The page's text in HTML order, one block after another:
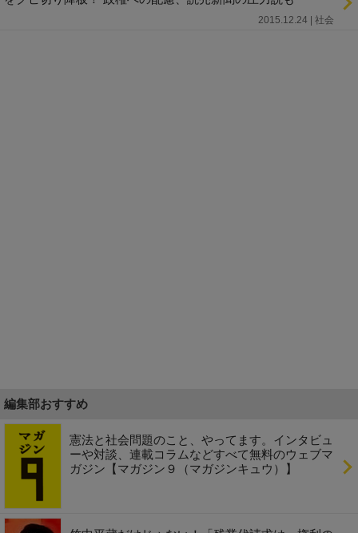
2015.12.24 | 社会
編集部おすすめ
憲法と社会問題のこと、やってます。インタビュ
ーや対談、連載コラムなどすべて無料のウェブマ
ガジン【マガジン９（マガジンキュウ）】